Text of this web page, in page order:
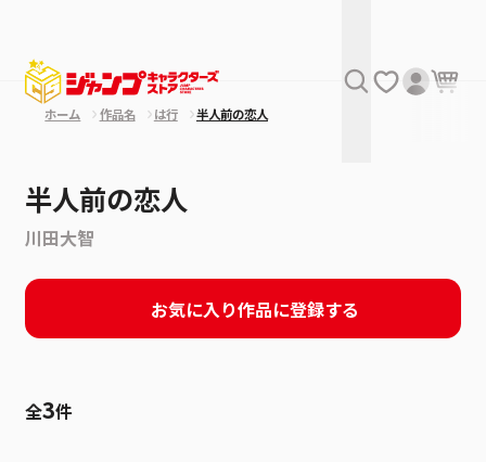
ホーム 作品名 は行 半人前の恋人
半人前の恋人
川田大智
お気に入り作品に登録する
全3件